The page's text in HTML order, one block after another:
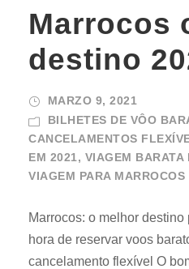
Marrocos
destino
MARZO 9, 2021
BILHETES DE VÔO
CANCELAMENTOS
EM 2021, VIAGEM BARATA
VIAGEM PARA MARROCOS
Marrocos: o melhor
hora de reservar voos
cancelamento flexível O